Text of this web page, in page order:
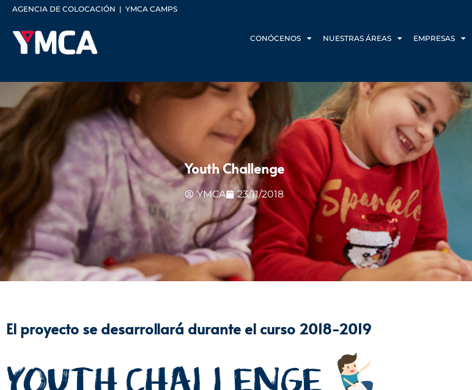
AGENCIA DE COLOCACIÓN | YMCA CAMPS
CONÓCENOS NUESTRAS ÁREAS EMPRESAS
Youth Challenge
YMCA 23/11/2018
El proyecto se desarrollará durante el curso 2018-2019